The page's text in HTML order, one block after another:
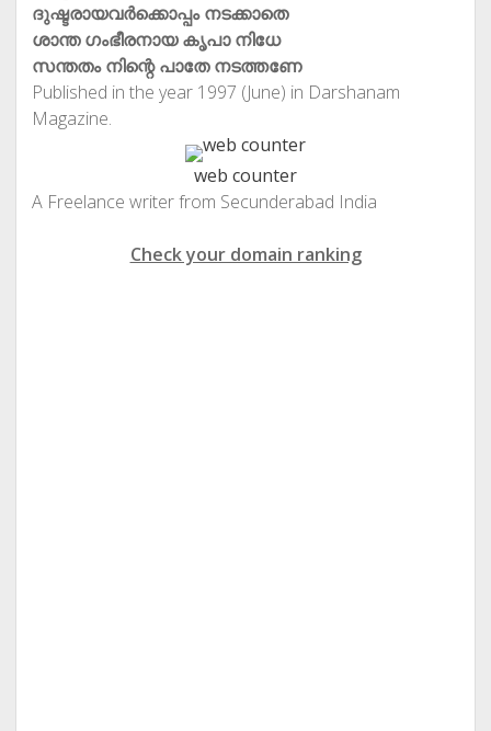
ദുഷ്ടരായവര്‍ക്കൊപ്പം നടക്കാതെ
ശാന്ത ഗംഭീരനായ കൃപാ നിധേ
സന്തതം നിന്റെ പാതേ നടത്തണേ
Published in the year 1997 (June) in Darshanam
Magazine.
web counter
A Freelance writer from Secunderabad India
Check your domain ranking